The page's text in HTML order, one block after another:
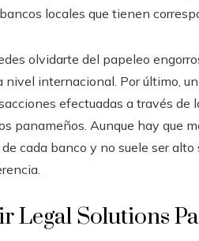
locales que tienen
olvidarte del papeleo
nivel internacional. Por último,
efectuadas a través de
panameños. Aunque hay que
cada banco y no suele ser
Legal Solutions